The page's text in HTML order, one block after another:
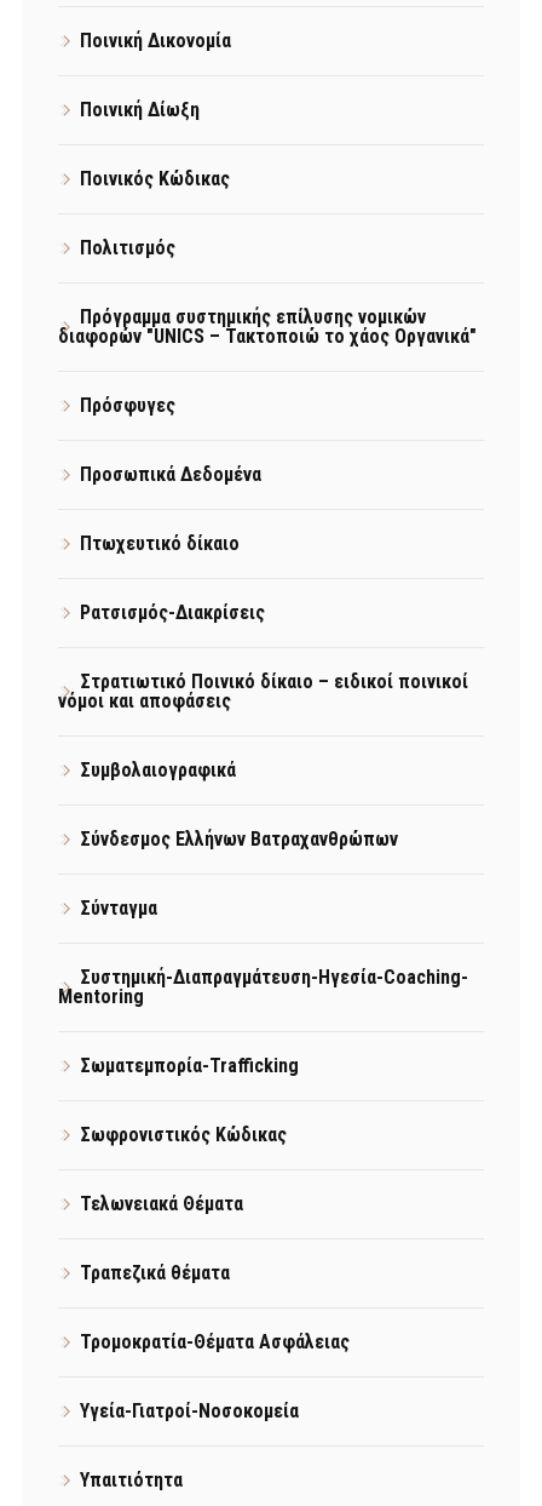
Ποινική Δικονομία
Ποινική Δίωξη
Ποινικός Κώδικας
Πολιτισμός
Πρόγραμμα συστημικής επίλυσης νομικών
διαφορών "UNICS – Τακτοποιώ το χάος Οργανικά"
Πρόσφυγες
Προσωπικά Δεδομένα
Πτωχευτικό δίκαιο
Ρατσισμός-Διακρίσεις
Στρατιωτικό Ποινικό δίκαιο – ειδικοί ποινικοί
νόμοι και αποφάσεις
Συμβολαιογραφικά
Σύνδεσμος Ελλήνων Βατραχανθρώπων
Σύνταγμα
Συστημική-Διαπραγμάτευση-Ηγεσία-Coaching-
Mentoring
Σωματεμπορία-Trafficking
Σωφρονιστικός Κώδικας
Τελωνειακά Θέματα
Τραπεζικά θέματα
Τρομοκρατία-Θέματα Ασφάλειας
Υγεία-Γιατροί-Νοσοκομεία
Υπαιτιότητα